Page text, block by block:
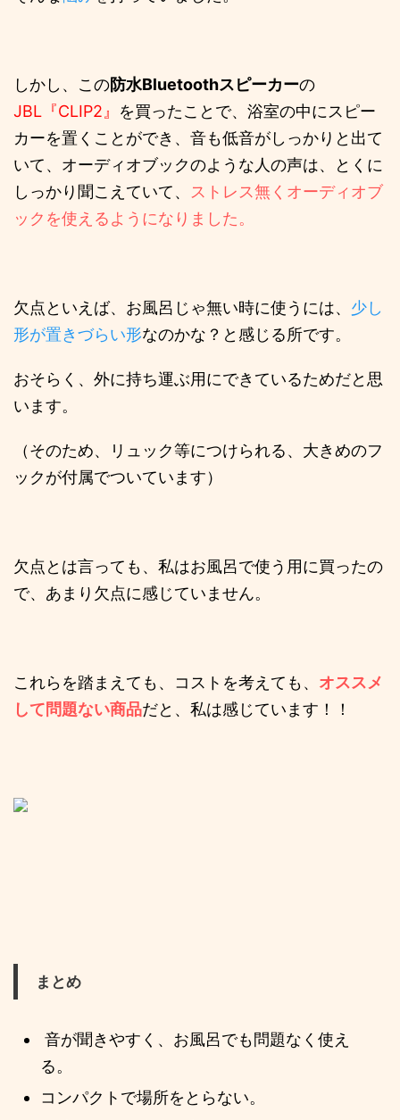
しかし、この防水Bluetoothスピーカーの
JBL『CLIP2』 を買ったことで、浴室の中にスピー
カーを置くことができ、音も低音がしっかりと出て
いて、オーディオブックのような人の声は、とくに
しっかり聞こえていて、
ストレス無くオーディオブ
ックを使えるようになりました。
欠点といえば、お風呂じゃ無い時に使うには、 少し
形が置きづらい形なのかな？と感じる所です。
おそらく、外に持ち運ぶ用にできているためだと思
います。
（そのため、リュック等につけられる、大きめのフ
ックが付属でついています）
欠点とは言っても、私はお風呂で使う用に買ったの
で、あまり欠点に感じていません。
これらを踏まえても、コストを考えても、 オススメ
して問題ない商品だと、私は感じています！！
まとめ
音が聞きやすく、お風呂でも問題なく使え
る。
コンパクトで場所をとらない。